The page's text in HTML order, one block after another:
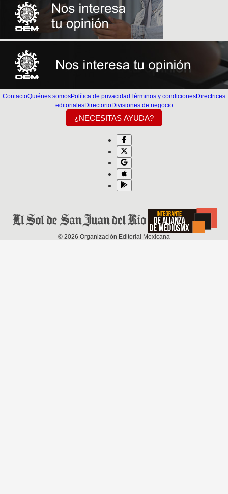
ContactoQuiénes somosPolítica de privacidadTérminos y condicionesDirectrices
editorialesDirectorioDivisiones de negocio
¿NECESITAS AYUDA?
© 2026 Organización Editorial Mexicana